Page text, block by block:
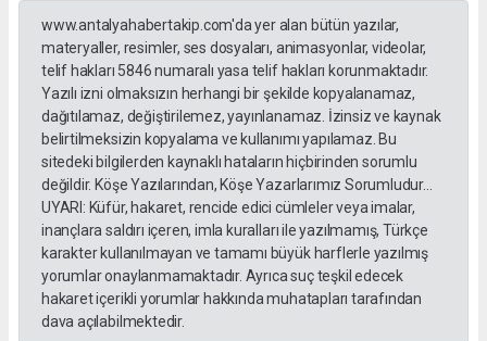
www.antalyahabertakip.com'da yer alan bütün yazılar,
materyaller, resimler, ses dosyaları, animasyonlar, videolar,
telif hakları 5846 numaralı yasa telif hakları korunmaktadır.
Yazılı izni olmaksızın herhangi bir şekilde kopyalanamaz,
dağıtılamaz, değiştirilemez, yayınlanamaz. İzinsiz ve kaynak
belirtilmeksizin kopyalama ve kullanımı yapılamaz. Bu
sitedeki bilgilerden kaynaklı hataların hiçbirinden sorumlu
değildir. Köşe Yazılarından, Köşe Yazarlarımız Sorumludur...
UYARI: Küfür, hakaret, rencide edici cümleler veya imalar,
inançlara saldırı içeren, imla kuralları ile yazılmamış, Türkçe
karakter kullanılmayan ve tamamı büyük harflerle yazılmış
yorumlar onaylanmamaktadır. Ayrıca suç teşkil edecek
hakaret içerikli yorumlar hakkında muhatapları tarafından
dava açılabilmektedir.